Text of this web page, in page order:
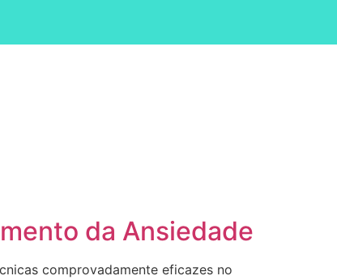
da Ansiedade
comprovadamente eficazes no